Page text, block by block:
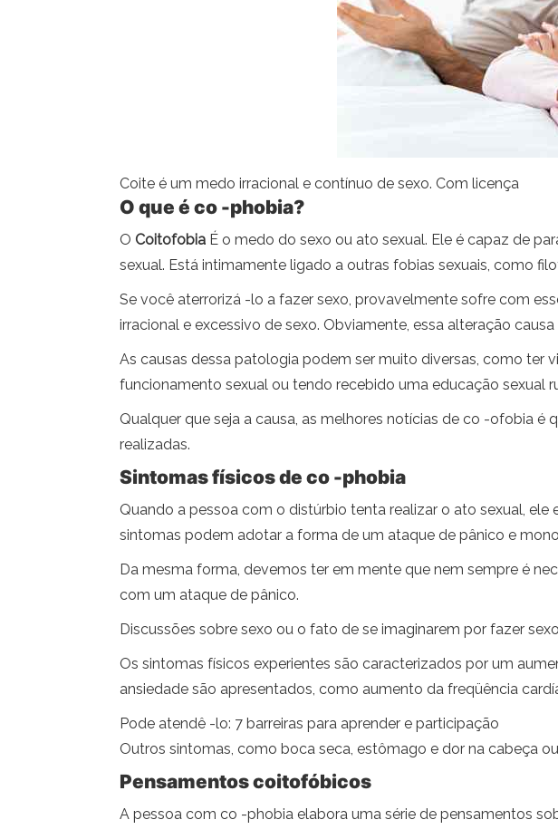
Coite é um medo irracional e contínuo de sexo. Com licença
O que é co -phobia?
O Coitofobia É o medo do sexo ou ato sexual. Ele é capaz de
sexual. Está intimamente ligado a outras fobias sexuais, como
Se você aterrorizá -lo a fazer sexo, provavelmente sofre com
irracional e excessivo de sexo. Obviamente, essa alteração
As causas dessa patologia podem ser muito diversas, como ter
funcionamento sexual ou tendo recebido uma educação sexual
Qualquer que seja a causa, as melhores notícias de co -ofobia
realizadas.
Sintomas físicos de co -phobia
Quando a pessoa com o distúrbio tenta realizar o ato sexual,
sintomas podem adotar a forma de um ataque de pânico e
Da mesma forma, devemos ter em mente que nem sempre é
com um ataque de pânico.
Discussões sobre sexo ou o fato de se imaginarem por fazer
Os sintomas físicos experientes são caracterizados por um
ansiedade são apresentados, como aumento da freqüência
Pode atendê -lo: 7 barreiras para aprender e participação
Outros sintomas, como boca seca, estômago e dor na cabeça
Pensamentos coitofóbicos
A pessoa com co -phobia elabora uma série de pensamentos